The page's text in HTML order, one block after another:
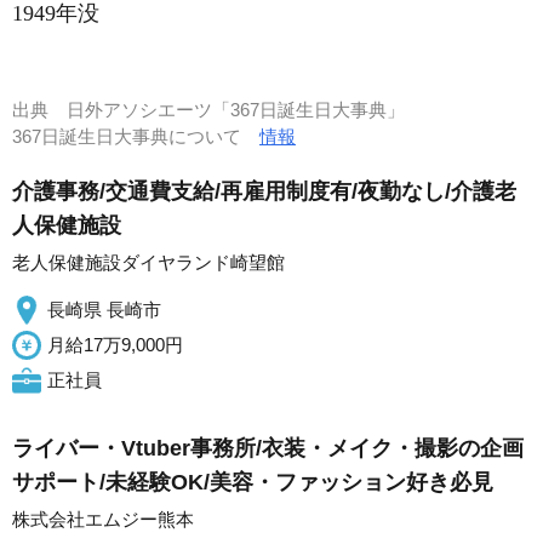
1949年没
出典
日外アソシエーツ「367日誕生日大事典」
367日誕生日大事典について情報
介護事務/交通費支給/再雇用制度有/夜勤なし/介護老
人保健施設
老人保健施設ダイヤランド崎望館
長崎県 長崎市
月給17万9,000円
正社員
ライバー・Vtuber事務所/衣装・メイク・撮影の企画
サポート/未経験OK/美容・ファッション好き必見
株式会社エムジー熊本